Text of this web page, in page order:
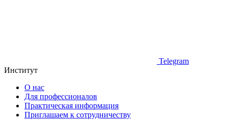
Telegram
Институт
О нас
Для профессионалов
Практическая информация
Приглашаем к сотрудничеству